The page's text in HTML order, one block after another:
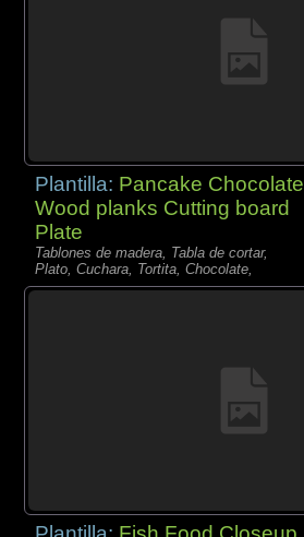
Plantilla: Pancake Chocolate
Wood planks Cutting board
Plate
Tablones de madera, Tabla de cortar,
Plato, Cuchara, Tortita, Chocolate,